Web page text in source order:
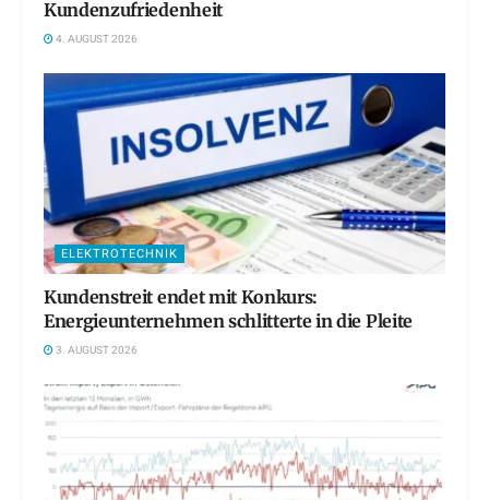
Kundenzufriedenheit
4. AUGUST 2026
ELEKTROTECHNIK
Kundenstreit endet mit Konkurs:
Energieunternehmen schlitterte in die Pleite
3. AUGUST 2026